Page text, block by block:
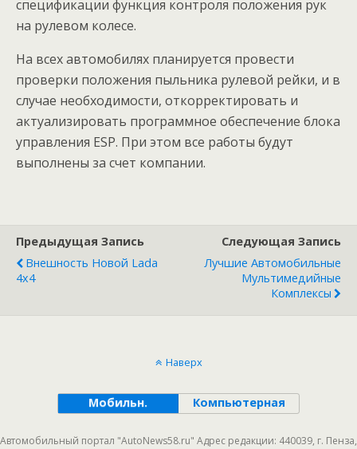
спецификации функция контроля положения рук
на рулевом колесе.
На всех автомобилях планируется провести
проверки положения пыльника рулевой рейки, и в
случае необходимости, откорректировать и
актуализировать программное обеспечение блока
управления ESP. При этом все работы будут
выполнены за счет компании.
Предыдущая Запись
Внешность Новой Lada
4x4
Следующая Запись
Лучшие Автомобильные
Мультимедийные
Комплексы
Наверх
Мобильн. Компьютерная
Автомобильный портал "AutoNews58.ru" Адрес редакции: 440039, г. Пенза,